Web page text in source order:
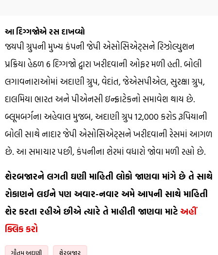
આ દિગ્ગજોએ રસ દાખવ્યો
જયપી ગ્રુપની મુખ્ય કંપની જેપી એસોસિએટ્સને રિઝોલ્યુશન
પ્રક્રિયા હેઠળ 6 દિગ્ગજો દ્વારા ખરીદવાની ઓફર મળી હતી. બોલી
લગાવનારાઓમાં અદાણી ગ્રુપ, વેદાંત, જેએસપીએલ, સુરક્ષા ગ્રુપ,
દાલમિયા ભારત અને પીએનસી ઇન્ફ્રાટેકનો સમાવેશ થાય છે.
બ્લૂમબર્ગના અહેવાલ મુજબ, અદાણી ગ્રુપ 12,000 કરોડ રૂપિયાની
બોલી સાથે નાદાર જેપી એસોસિએટ્સને ખરીદવાની રેસમાં આગળ
છે. આ સમાચાર પછી, કંપનીના શેરમાં વધારો જોવા મળી રહ્યો છે.
શેરબજારને લગતી ઘણી માહિતી લોકો જાણવા માંગે છે તે સાથે
રોકાણને લઈને પણ અવાર-નવાર અમે આપની સાથે માહિતી
શેર કરતા રહીએ છીએ ત્યારે તે માહીતી જાણવા માટે અહીં
ક્લિક કરો
ગૌતમ અદાણી શેરબજાર